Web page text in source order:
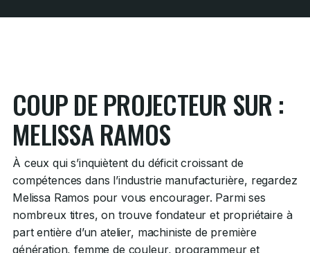
COUP DE PROJECTEUR SUR :
MELISSA RAMOS
À ceux qui s’inquiètent du déficit croissant de
compétences dans l’industrie manufacturière, regardez
Melissa Ramos pour vous encourager. Parmi ses
nombreux titres, on trouve fondateur et propriétaire à
part entière d’un atelier, machiniste de première
génération, femme de couleur, programmeur et